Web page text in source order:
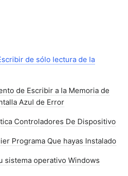
de sólo lectura de la
de Escribir a la Memoria de
Azul de Error
Controladores De Dispositivo
Programa Que hayas Instalado
sistema operativo Windows